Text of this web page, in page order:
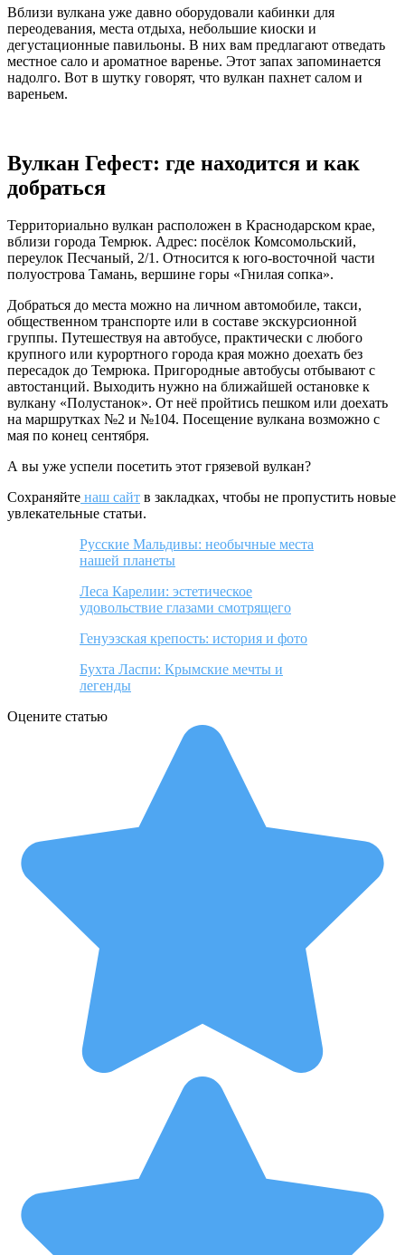
Вблизи вулкана уже давно оборудовали кабинки для
переодевания, места отдыха, небольшие киоски и
дегустационные павильоны. В них вам предлагают отведать
местное сало и ароматное варенье. Этот запах запоминается
надолго. Вот в шутку говорят, что вулкан пахнет салом и
вареньем.
Вулкан Гефест: где находится и как
добраться
Территориально вулкан расположен в Краснодарском крае,
вблизи города Темрюк. Адрес: посёлок Комсомольский,
переулок Песчаный, 2/1. Относится к юго-восточной части
полуострова Тамань, вершине горы «Гнилая сопка».
Добраться до места можно на личном автомобиле, такси,
общественном транспорте или в составе экскурсионной
группы. Путешествуя на автобусе, практически с любого
крупного или курортного города края можно доехать без
пересадок до Темрюка. Пригородные автобусы отбывают с
автостанций. Выходить нужно на ближайшей остановке к
вулкану «Полустанок». От неё пройтись пешком или доехать
на маршрутках №2 и №104. Посещение вулкана возможно с
мая по конец сентября.
А вы уже успели посетить этот грязевой вулкан?
Сохраняйте наш сайт в закладках, чтобы не пропустить новые
увлекательные статьи.
Русские Мальдивы: необычные места
нашей планеты
Леса Карелии: эстетическое
удовольствие глазами смотрящего
Генуэзская крепость: история и фото
Бухта Ласпи: Крымские мечты и
легенды
Оцените статью